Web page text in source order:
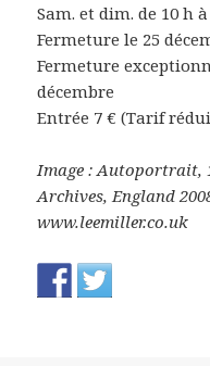
Sam. et dim. de 10 h
Fermeture le 25
Fermeture
décembre
Entrée 7 € (Tarif
Image : Autoportrait,
Archives, England
www.leemiller.co.uk